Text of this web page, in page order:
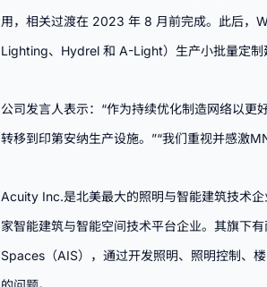
用，相关过渡在 2023 年 8 月前完成。此后，
Lighting、Hydrel 和 A-Light）生产小批量定制
公司发言人表示：“作为持续优化制造网络以
转移到印第安纳生产设施。”“我们重视并感激
Acuity Inc.是北美最大的照明与智能建筑技术
家智能建筑与智能空间技术平台企业。其旗
Spaces（AIS），通过开发照明、照明控制、